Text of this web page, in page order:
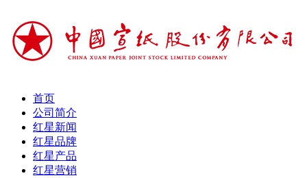
首页
公司简介
红星新闻
红星品牌
红星产品
红星营销